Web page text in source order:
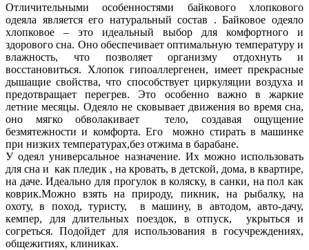
Отличительными особенностями байкового хлопкового
одеяла является его натуральный состав . Байковое одеяло
хлопковое – это идеальный выбор для комфортного и
здорового сна. Оно обеспечивает оптимальную температуру и
влажность, что позволяет организму отдохнуть и
восстановиться. Хлопок гипоаллергенен, имеет прекрасные
дышащие свойства, что способствует циркуляции воздуха и
предотвращает перегрев. Это особенно важно в жаркие
летние месяцы. Одеяло не сковывает движения во время сна,
оно мягко обволакивает тело, создавая ощущение
безмятежности и комфорта. Его можно стирать в машинке
при низких температурах,без отжима в барабане.
У одеял универсальное назначение. Их можно использовать
для сна и как пледик , на кровать, в детской, дома, в квартире,
на даче. Идеально для прогулок в коляску, в санки, на пол как
коврик.Можно взять на природу, пикник, на рыбалку, на
охоту, в поход, туристу, в машину, в автодом, авто-дачу,
кемпер, для длительных поездок, в отпуск, укрыться и
согреться. Подойдет для использования в госучреждениях,
общежитиях, клиниках.